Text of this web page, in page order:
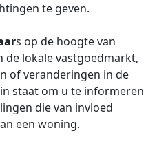
te geven.
s op de hoogte van
de lokale vastgoedmarkt,
of veranderingen in de
staat om u te informeren
die van invloed
een woning.